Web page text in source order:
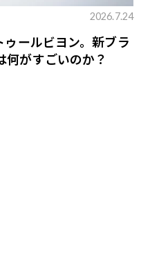
2026.7.24
ゥールビヨン。新ブラ
何がすごいのか？